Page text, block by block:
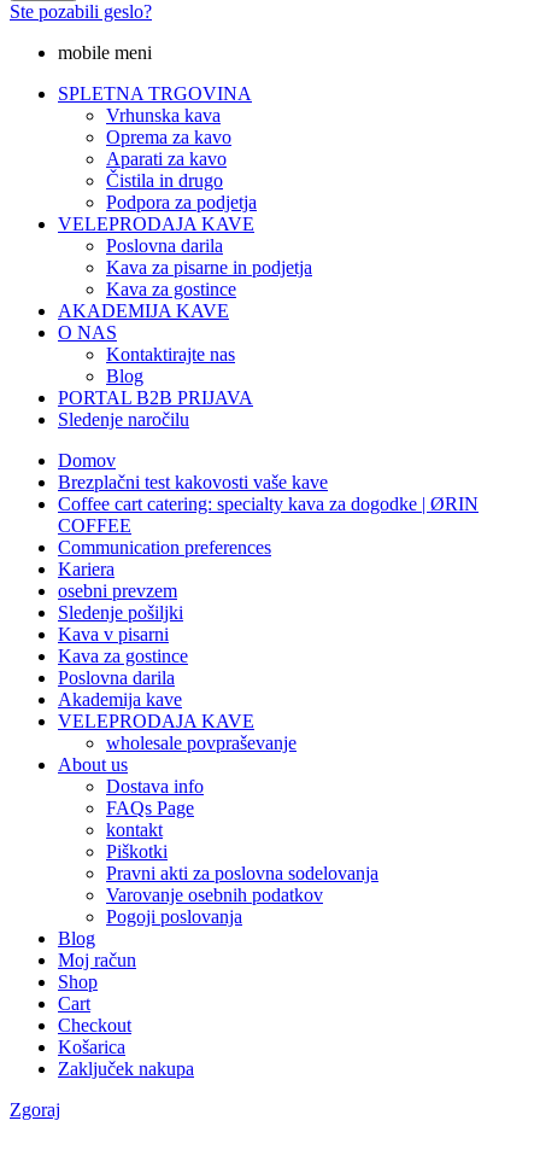
Ste pozabili geslo?
mobile meni
SPLETNA TRGOVINA
Vrhunska kava
Oprema za kavo
Aparati za kavo
Čistila in drugo
Podpora za podjetja
VELEPRODAJA KAVE
Poslovna darila
Kava za pisarne in podjetja
Kava za gostince
AKADEMIJA KAVE
O NAS
Kontaktirajte nas
Blog
PORTAL B2B PRIJAVA
Sledenje naročilu
Domov
Brezplačni test kakovosti vaše kave
Coffee cart catering: specialty kava za dogodke | ØRIN
COFFEE
Communication preferences
Kariera
osebni prevzem
Sledenje pošiljki
Kava v pisarni
Kava za gostince
Poslovna darila
Akademija kave
VELEPRODAJA KAVE
wholesale povpraševanje
About us
Dostava info
FAQs Page
kontakt
Piškotki
Pravni akti za poslovna sodelovanja
Varovanje osebnih podatkov
Pogoji poslovanja
Blog
Moj račun
Shop
Cart
Checkout
Košarica
Zaključek nakupa
Zgoraj